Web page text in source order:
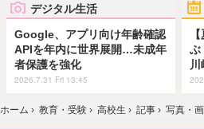
デジタル生活
Google、アプリ向け年齢確認
APIを年内に世界展開…未成年
者保護を強化
2026.7.31 Fri 13:45
ぶ
川
ホーム › 教育・受験 › 高校生 › 記事 › 写真・